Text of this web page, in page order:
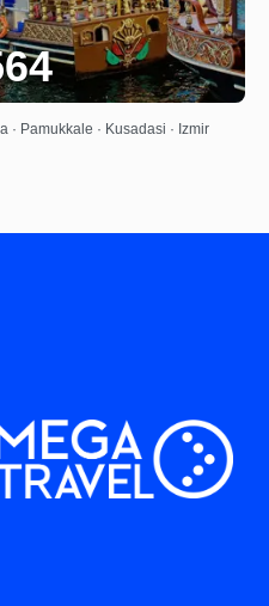
Saiba mais
· Pamukkale · Kusadasi · Izmir